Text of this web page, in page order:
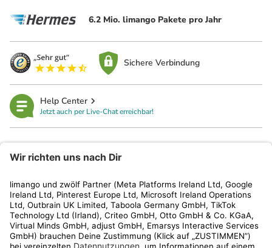
6.2 Mio. limango Pakete pro Jahr
Sichere Verbindung
Help Center
Jetzt auch per Live-Chat erreichbar!
Kundenservice
Shop